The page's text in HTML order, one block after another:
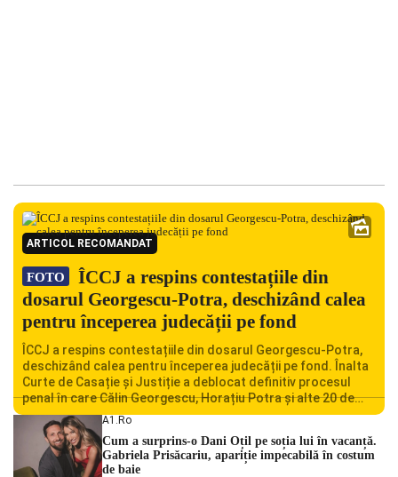
ARTICOL RECOMANDAT
FOTO
ÎCCJ a respins contestațiile din
dosarul Georgescu-Potra, deschizând calea
pentru începerea judecății pe fond
ÎCCJ a respins contestațiile din dosarul Georgescu-Potra,
deschizând calea pentru începerea judecății pe fond. Înalta
Curte de Casație și Justiție a deblocat definitiv procesul
penal în care Călin Georgescu, Horațiu Potra și alte 20 de
persoane sunt acuzați de acțiuni îndreptate împotriva
ordinii constituționale. În ședința din camera preliminară,
judecătorii de la instanța supremă au […]
A1.ro
Cum a surprins-o Dani Oțil pe soția lui în vacanță.
Gabriela Prisăcariu, apariție impecabilă în costum
de baie